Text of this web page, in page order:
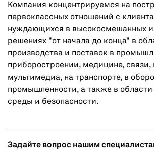
Компания концентрируемся на
первоклассных отношений с
нуждающихся в высокосмешанных
решениях "от начала до конца" в
производства и поставок в
приборостроении, медицине, связи,
мультимедиа, на транспорте, в
промышленности, а также в
среды и безопасности.
Задайте вопрос нашим